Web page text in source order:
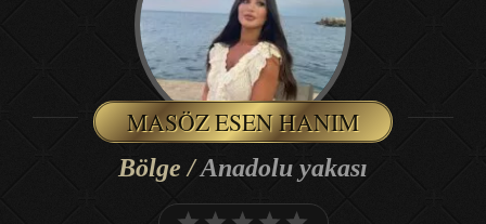
MASÖZ ESEN HANIM
Bölge /Anadolu yakası